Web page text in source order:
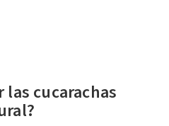
las cucarachas